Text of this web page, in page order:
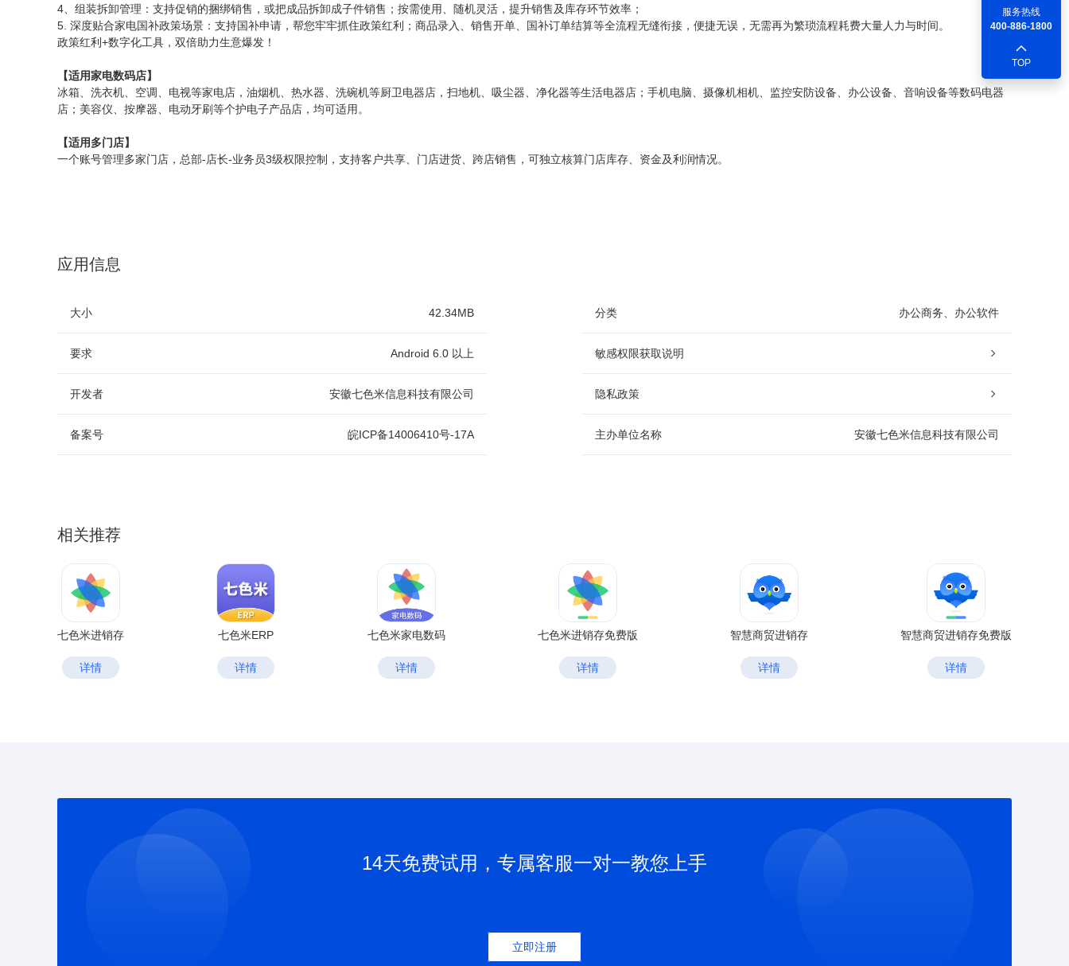
4、组装拆卸管理：支持促销的捆绑销售，或把成品拆卸成子件销售；按需使用、随机灵活，提升销售及库存环节效率；
5. 深度贴合家电国补政策场景：支持国补申请，帮您牢牢抓住政策红利；商品录入、销售开单、国补订单结算等全流程无缝衔接，便捷无误，无需再为繁琐流程耗费大量人力与时间。
政策红利+数字化工具，双倍助力生意爆发！
【适用家电数码店】
冰箱、洗衣机、空调、电视等家电店，油烟机、热水器、洗碗机等厨卫电器店，扫地机、吸尘器、净化器等生活电器店；手机电脑、摄像机相机、监控安防设备、办公设备、音响设备等数码电器
店；美容仪、按摩器、电动牙刷等个护电子产品店，均可适用。
【适用多门店】
一个账号管理多家门店，总部-店长-业务员3级权限控制，支持客户共享、门店进货、跨店销售，可独立核算门店库存、资金及利润情况。
应用信息
大小 42.34MB 分类 办公商务、办公软件
要求 Android 6.0 以上 敏感权限获取说明
开发者 安徽七色米信息科技有限公司 隐私政策
备案号 皖ICP备14006410号-17A 主办单位名称 安徽七色米信息科技有限公司
相关推荐
七色米进销存
详情
七色米ERP
详情
七色米家电数码
详情
七色米进销存免费版
详情
智慧商贸进销存
详情
智慧商贸进销存免费版
详情
14天免费试用，专属客服一对一教您上手
立即注册
服务热线
400-886-1800
TOP